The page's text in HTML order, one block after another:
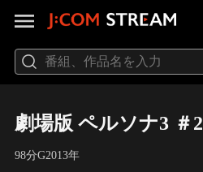
劇場版 ペルソナ3 ＃2
98分G2013年